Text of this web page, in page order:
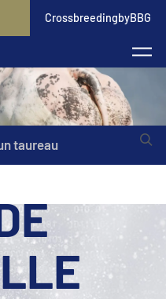
CrossbreedingbyBBG
taureau